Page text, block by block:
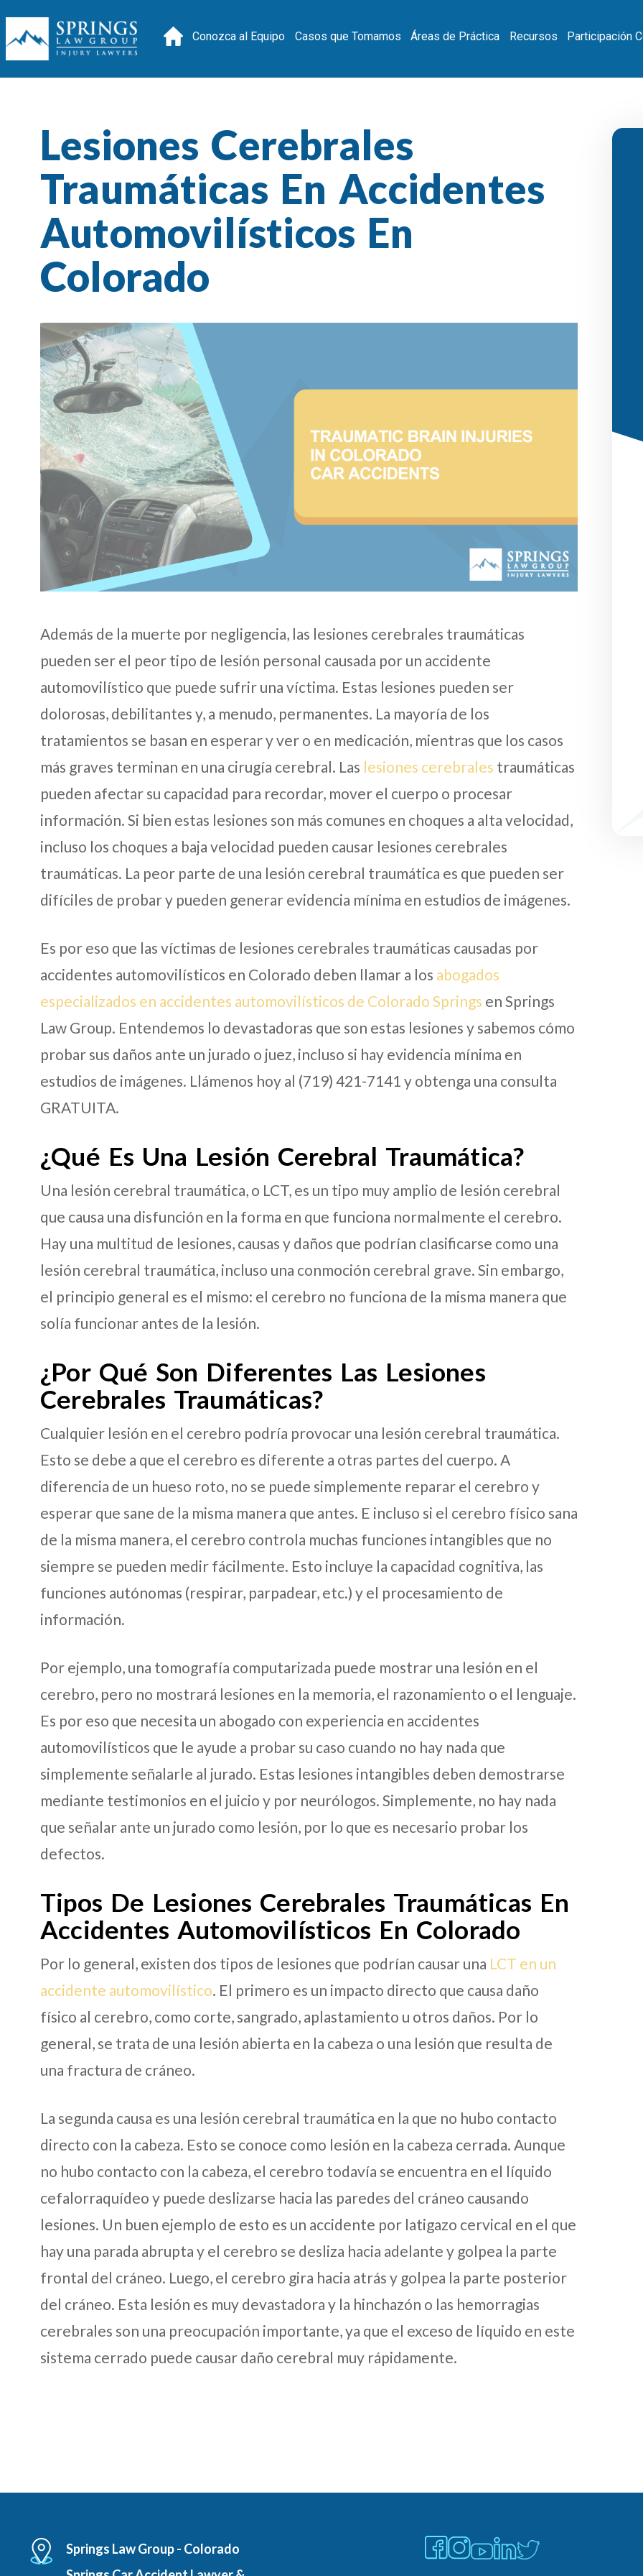
Conozca al Equipo Casos que Tomamos Áreas de Práctica Recursos Participación
Lesiones Cerebrales
Traumáticas En Accidentes
Automovilísticos En
Colorado
Además de la muerte por negligencia, las lesiones cerebrales traumáticas
pueden ser el peor tipo de lesión personal causada por un accidente
automovilístico que puede sufrir una víctima. Estas lesiones pueden ser
dolorosas, debilitantes y, a menudo, permanentes. La mayoría de los
tratamientos se basan en esperar y ver o en medicación, mientras que los casos
más graves terminan en una cirugía cerebral. Las lesiones cerebrales traumáticas
pueden afectar su capacidad para recordar, mover el cuerpo o procesar
información. Si bien estas lesiones son más comunes en choques a alta velocidad,
incluso los choques a baja velocidad pueden causar lesiones cerebrales
traumáticas. La peor parte de una lesión cerebral traumática es que pueden ser
difíciles de probar y pueden generar evidencia mínima en estudios de imágenes.
Es por eso que las víctimas de lesiones cerebrales traumáticas causadas por
accidentes automovilísticos en Colorado deben llamar a los abogados
especializados en accidentes automovilísticos de Colorado Springs en Springs
Law Group. Entendemos lo devastadoras que son estas lesiones y sabemos cómo
probar sus daños ante un jurado o juez, incluso si hay evidencia mínima en
estudios de imágenes. Llámenos hoy al (719) 421-7141 y obtenga una consulta
GRATUITA.
¿Qué Es Una Lesión Cerebral Traumática?
Una lesión cerebral traumática, o LCT, es un tipo muy amplio de lesión cerebral
que causa una disfunción en la forma en que funciona normalmente el cerebro.
Hay una multitud de lesiones, causas y daños que podrían clasificarse como una
lesión cerebral traumática, incluso una conmoción cerebral grave. Sin embargo,
el principio general es el mismo: el cerebro no funciona de la misma manera que
solía funcionar antes de la lesión.
¿Por Qué Son Diferentes Las Lesiones
Cerebrales Traumáticas?
Cualquier lesión en el cerebro podría provocar una lesión cerebral traumática.
Esto se debe a que el cerebro es diferente a otras partes del cuerpo. A
diferencia de un hueso roto, no se puede simplemente reparar el cerebro y
esperar que sane de la misma manera que antes. E incluso si el cerebro físico sana
de la misma manera, el cerebro controla muchas funciones intangibles que no
siempre se pueden medir fácilmente. Esto incluye la capacidad cognitiva, las
funciones autónomas (respirar, parpadear, etc.) y el procesamiento de
información.
Por ejemplo, una tomografía computarizada puede mostrar una lesión en el
cerebro, pero no mostrará lesiones en la memoria, el razonamiento o el lenguaje.
Es por eso que necesita un abogado con experiencia en accidentes
automovilísticos que le ayude a probar su caso cuando no hay nada que
simplemente señalarle al jurado. Estas lesiones intangibles deben demostrarse
mediante testimonios en el juicio y por neurólogos. Simplemente, no hay nada
que señalar ante un jurado como lesión, por lo que es necesario probar los
defectos.
Tipos De Lesiones Cerebrales Traumáticas En
Accidentes Automovilísticos En Colorado
Por lo general, existen dos tipos de lesiones que podrían causar una LCT en un
accidente automovilístico. El primero es un impacto directo que causa daño
físico al cerebro, como corte, sangrado, aplastamiento u otros daños. Por lo
general, se trata de una lesión abierta en la cabeza o una lesión que resulta de
una fractura de cráneo.
La segunda causa es una lesión cerebral traumática en la que no hubo contacto
directo con la cabeza. Esto se conoce como lesión en la cabeza cerrada. Aunque
no hubo contacto con la cabeza, el cerebro todavía se encuentra en el líquido
cefalorraquídeo y puede deslizarse hacia las paredes del cráneo causando
lesiones. Un buen ejemplo de esto es un accidente por latigazo cervical en el que
hay una parada abrupta y el cerebro se desliza hacia adelante y golpea la parte
frontal del cráneo. Luego, el cerebro gira hacia atrás y golpea la parte posterior
del cráneo. Esta lesión es muy devastadora y la hinchazón o las hemorragias
cerebrales son una preocupación importante, ya que el exceso de líquido en este
sistema cerrado puede causar daño cerebral muy rápidamente.
Springs Law Group - Colorado